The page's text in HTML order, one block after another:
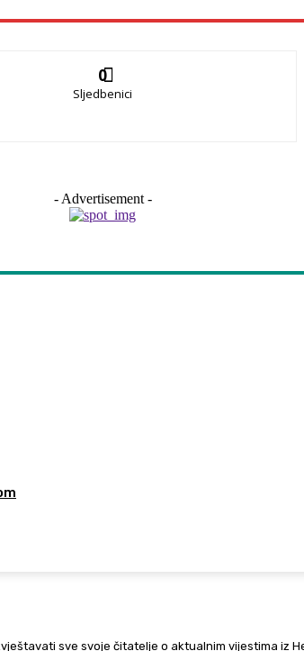
0
Sljedbenici
- Advertisement -
sve svoje čitatelje o aktualnim vijestima iz